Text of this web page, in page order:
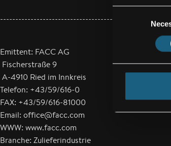
Emittent: FACC AG
Fischerstraße 9
A-4910 Ried im Innkreis
Telefon: +43/59/616-0
FAX: +43/59/616-81000
Email: office@facc.com
WWW: www.facc.com
Branche: Zulieferindustrie